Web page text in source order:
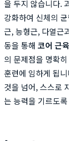
을 두지 않습니다.
강화하여 신체의
근, 능형근, 다열근
동을 통해 코어 근
의 문제점을 명확
훈련에 임하게 됩
것을 넘어, 스스로
는 능력을 기르도